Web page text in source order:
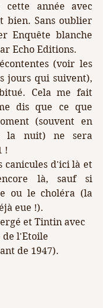
cette année avec
bien. Sans oublier
Enquête blanche
Echo Editions.
(voir les
jours qui suivent),
Cela me fait
dis que ce que
(souvent en
la nuit) ne sera
!
canicules d'ici là et
là, sauf si
ou le choléra (la
eue !).
et Tintin avec
de l'Etoile
de 1947).